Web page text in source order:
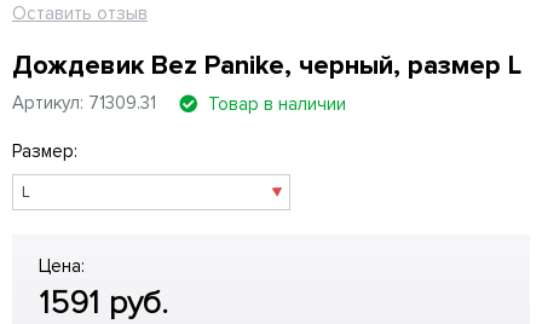
Оставить отзыв
Дождевик Bez Panike, черный, размер L
Артикул: 71309.31 Товар в наличии
Размер:
Цена:
1591 руб.